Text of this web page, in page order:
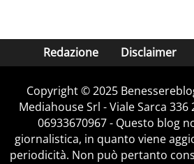
Redazione Disclaimer
Copyright © 2025
Mediahouse Srl - Viale Sarca 336
06933670967 - Questo blog
giornalistica, in quanto viene
periodicità. Non può pertanto